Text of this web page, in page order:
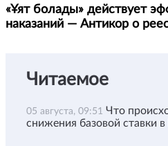
«Ұят болады» действует
наказаний — Антикор о
Читаемое
05 августа, 09:51 Что
снижения базовой ставки в